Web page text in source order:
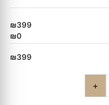
₪399
₪0
₪399
+